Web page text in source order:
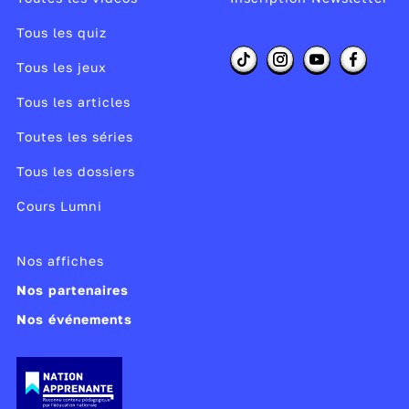
Tous les quiz
Tous les jeux
Tous les articles
Toutes les séries
Tous les dossiers
Cours Lumni
Nos affiches
Nos partenaires
Nos événements